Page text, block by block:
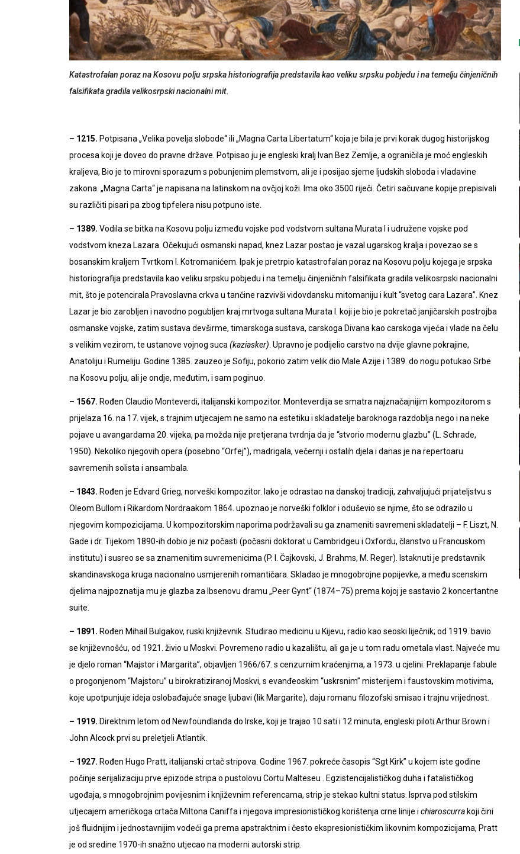
Katastrofalan poraz na Kosovu polju srpska historiografija predstavila kao veliku srpsku pobjedu i na temelju činjeničnih
falsifikata gradila velikosrpski nacionalni mit.
– 1215. Potpisana „Velika povelja slobode“ ili „Magna Carta Libertatum“ koja je bila je prvi korak dugog historijskog
procesa koji je doveo do pravne države. Potpisao ju je engleski kralj Ivan Bez Zemlje, a ograničila je moć engleskih
kraljeva, Bio je to mirovni sporazum s pobunjenim plemstvom, ali je i posijao sjeme ljudskih sloboda i vladavine
zakona. „Magna Carta“ je napisana na latinskom na ovčjoj koži. Ima oko 3500 riječi. Četiri sačuvane kopije prepisivali
su različiti pisari pa zbog tipfelera nisu potpuno iste.
– 1389. Vodila se bitka na Kosovu polju između vojske pod vodstvom sultana Murata I i udružene vojske pod
vodstvom kneza Lazara. Očekujući osmanski napad, knez Lazar postao je vazal ugarskog kralja i povezao se s
bosanskim kraljem Tvrtkom I. Kotromanićem. Ipak je pretrpio katastrofalan poraz na Kosovu polju kojega je srpska
historiografija predstavila kao veliku srpsku pobjedu i na temelju činjeničnih falsifikata gradila velikosrpski nacionalni
mit, što je potencirala Pravoslavna crkva u tančine razvivši vidovdansku mitomaniju i kult “svetog cara Lazara”. Knez
Lazar je bio zarobljen i navodno pogubljen kraj mrtvoga sultana Murata I. koji je bio je pokretač janjičarskih postrojba
osmanske vojske, zatim sustava devširme, timarskoga sustava, carskoga Divana kao carskoga vijeća i vlade na čelu
s velikim vezirom, te ustanove vojnog suca (kaziasker) . Upravno je podijelio carstvo na dvije glavne pokrajine,
Anatoliju i Rumeliju. Godine 1385. zauzeo je Sofiju, pokorio zatim velik dio Male Azije i 1389. do nogu potukao Srbe
na Kosovu polju, ali je ondje, međutim, i sam poginuo.
– 1567. Rođen Claudio Monteverdi, italijanski kompozitor. Monteverdija se smatra najznačajnijim kompozitorom s
prijelaza 16. na 17. vijek, s trajnim utjecajem ne samo na estetiku i skladatelje baroknoga razdoblja nego i na neke
pojave u avangardama 20. vijeka, pa možda nije pretjerana tvrdnja da je “stvorio modernu glazbu” (L. Schrade,
1950). Nekoliko njegovih opera (posebno “Orfej”), madrigala, večernji i ostalih djela i danas je na repertoaru
savremenih solista i ansambala.
– 1843. Rođen je Edvard Grieg, norveški kompozitor. Iako je odrastao na danskoj tradiciji, zahvaljujući prijateljstvu s
Oleom Bullom i Rikardom Nordraakom 1864. upoznao je norveški folklor i oduševio se njime, što se odrazilo u
njegovim kompozicijama. U kompozitorskim naporima podržavali su ga znameniti savremeni skladatelji – F. Liszt, N.
Gade i dr. Tijekom 1890-ih dobio je niz počasti (počasni doktorat u Cambridgeu i Oxfordu, članstvo u Francuskom
institutu) i susreo se sa znamenitim suvremenicima (P. I. Čajkovski, J. Brahms, M. Reger). Istaknuti je predstavnik
skandinavskoga kruga nacionalno usmjerenih romantičara. Skladao je mnogobrojne popijevke, a među scenskim
djelima najpoznatija mu je glazba za Ibsenovu dramu „Peer Gynt“ (1874–75) prema kojoj je sastavio 2 koncertantne
suite.
– 1891. Rođen Mihail Bulgakov, ruski književnik. Studirao medicinu u Kijevu, radio kao seoski liječnik; od 1919. bavio
se književnošću, od 1921. živio u Moskvi. Povremeno radio u kazalištu, ali ga je u tom radu ometala vlast. Najveće mu
je djelo roman “Majstor i Margarita”, objavljen 1966/67. s cenzurnim kraćenjima, a 1973. u cjelini. Preklapanje fabule
o progonjenom “Majstoru” u birokratiziranoj Moskvi, s evanđeoskim “uskrsnim” misterijem i faustovskim motivima,
koje upotpunjuje ideja oslobađajuće snage ljubavi (lik Margarite), daju romanu filozofski smisao i trajnu vrijednost.
– 1919. Direktnim letom od Newfoundlanda do Irske, koji je trajao 10 sati i 12 minuta, engleski piloti Arthur Brown i
John Alcock prvi su preletjeli Atlantik.
– 1927. Rođen Hugo Pratt, italijanski crtač stripova. Godine 1967. pokreće časopis “Sgt Kirk” u kojem iste godine
počinje serijalizaciju prve epizode stripa o pustolovu Cortu Malteseu . Egzistencijalističkog duha i fatalističkog
ugođaja, s mnogobrojnim povijesnim i književnim referencama, strip je stekao kultni status. Isprva pod stilskim
utjecajem američkoga crtača Miltona Caniffa i njegova impresionističkog korištenja crne linije i chiaroscurrakoji čini
još fluidnijim i jednostavnijim vodeći ga prema apstraktnim i često ekspresionističkim likovnim kompozicijama, Pratt
je od sredine 1970-ih snažno utjecao na moderni autorski strip.